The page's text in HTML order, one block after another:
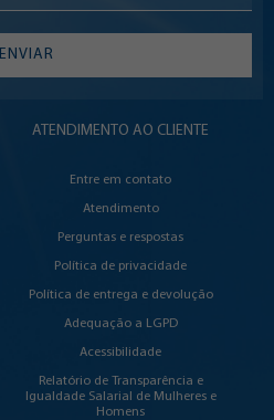
ENVIAR
ATENDIMENTO AO CLIENTE
Entre em contato
Atendimento
Perguntas e respostas
Política de privacidade
Política de entrega e devolução
Adequação a LGPD
Acessibilidade
Relatório de Transparência e
Igualdade Salarial de Mulheres e
Homens